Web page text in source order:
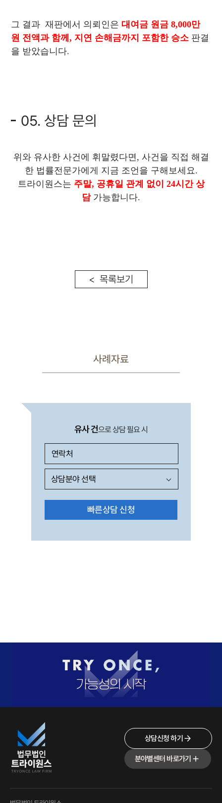
그 결과 재판에서 의뢰인은 대여금 원금 8,000만
원 전액과 함께, 지연 손해금까지 포함한 승소 판결
을 받았습니다.
05. 상담 문의
위와 유사한 사건에 휘말렸다면, 사건을 직접 해결
한 법률전문가에게 지금 조언을 구해보세요.
트라이원스는 주말, 공휴일 관계 없이 24시간 상
담 가능합니다.
< 목록보기
사례자료
유사 건으로 상담 필요 시
상담신청 하기
분야별센터 바로가기